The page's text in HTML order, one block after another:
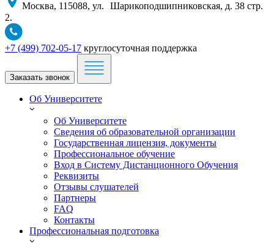
Москва, 115088, ул. Шарикоподшипниковская, д. 38 стр.
2.
+7 (499) 702-05-17 круглосуточная поддержка
Заказать звонок
Об Университете
Об Университете
Сведения об образовательной организации
Государственная лицензия, документы
Профессиональное обучение
Вход в Систему Дистанционного Обучения
Реквизиты
Отзывы слушателей
Партнеры
FAQ
Контакты
Профессиональная подготовка